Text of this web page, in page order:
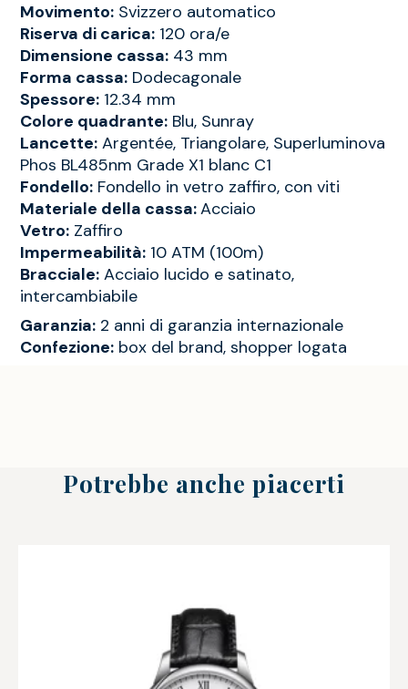
Movimento: Svizzero automatico
Riserva di carica: 120 ora/e
Dimensione cassa: 43 mm
Forma cassa: Dodecagonale
Spessore: 12.34 mm
Colore quadrante: Blu, Sunray
Lancette: Argentée, Triangolare, Superluminova
Phos BL485nm Grade X1 blanc C1
Fondello: Fondello in vetro zaffiro, con viti
Materiale della cassa:Acciaio
Vetro: Zaffiro
Impermeabilità: 10 ATM (100m)
Bracciale: Acciaio lucido e satinato,
intercambiabile
Garanzia: 2 anni di garanzia internazionale
Confezione: box del brand, shopper logata
Potrebbe anche piacerti